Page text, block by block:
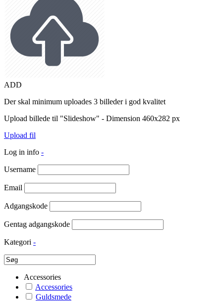
ADD
Der skal minimum uploades 3 billeder i god kvalitet
Upload billede til "Slideshow" - Dimension 460x282 px
Upload fil
Log in info -
Username
Email
Adgangskode
Gentag adgangskode
Kategori -
Accessories
Accessories
Guldsmede